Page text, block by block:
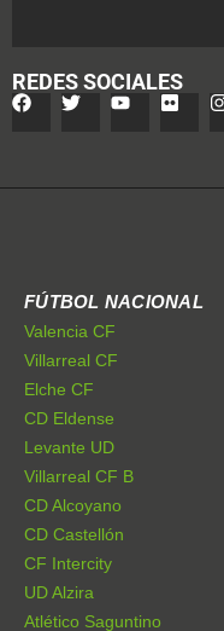
REDES SOCIALES
FÚTBOL NACIONAL
Valencia CF
Villarreal CF
Elche CF
CD Eldense
Levante UD
Villarreal CF B
CD Alcoyano
CD Castellón
CF Intercity
UD Alzira
Atlético Saguntino